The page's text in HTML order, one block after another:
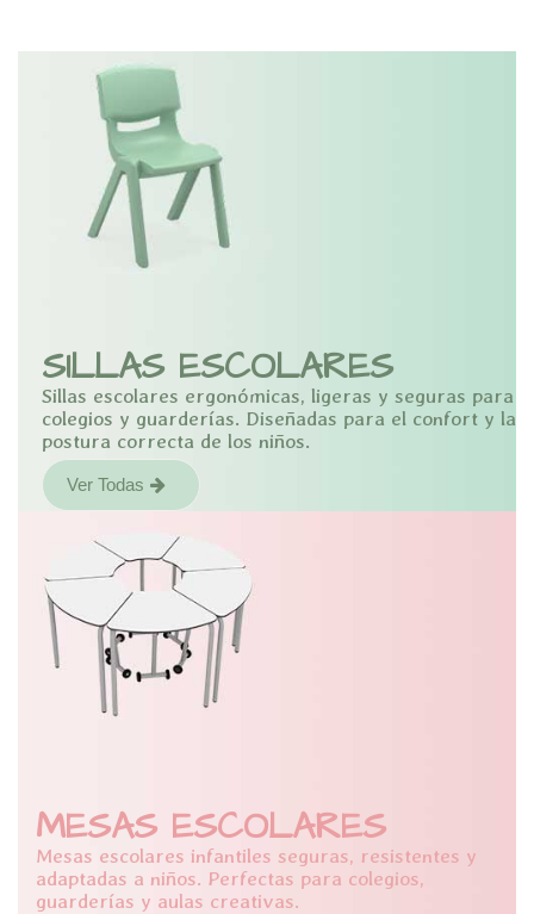
SILLAS ESCOLARES
Sillas escolares ergonómicas, ligeras y seguras para
colegios y guarderías. Diseñadas para el confort y la
postura correcta de los niños.
Ver Todas
MESAS ESCOLARES
Mesas escolares infantiles seguras, resistentes y
adaptadas a niños. Perfectas para colegios,
guarderías y aulas creativas.